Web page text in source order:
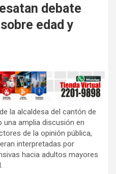
debate
edad y
la alcaldesa del cantón de
una amplia discusión en
de la opinión pública,
interpretadas por
hacia adultos mayores